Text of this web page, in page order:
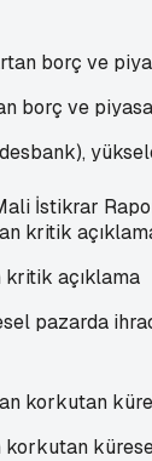
borç ve
İstikrar
kritik açıklama
pazarda
korkutan